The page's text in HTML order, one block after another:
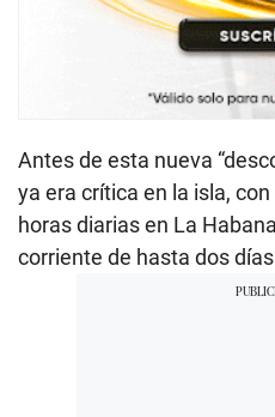
Antes de esta nueva
ya era crítica en la isla,
horas diarias en La
corriente de hasta dos